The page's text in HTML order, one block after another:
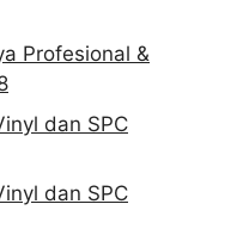
Profesional &
dan SPC
dan SPC